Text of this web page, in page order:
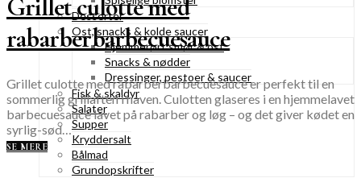
Desserter
Ost, snacks & kolde saucer
Hjemmerørt smør & ost
Snacks & nødder
Dressinger, pestoer & saucer
Fisk & skaldyr
Salater
Supper
Kryddersalt
Bålmad
Grundopskrifter
Grillet culotte med
rabarberbarbecuesauce
Grillet culotte med rabarberbarbecuesauce er perfekt til en
sommerlig grillaften i haven. Culotten glaseres i en hjemmelavet
barbecuesauce lavet på rabarber og løg – og det giver kødet en
syrlig-sød…
SE MERE